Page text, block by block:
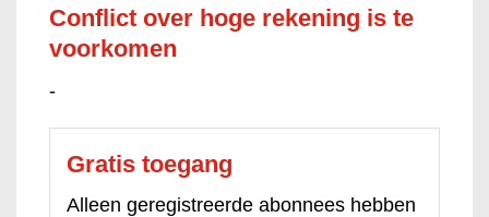
Conflict over hoge rekening is te
voorkomen
-
Gratis toegang
Alleen geregistreerde abonnees hebben